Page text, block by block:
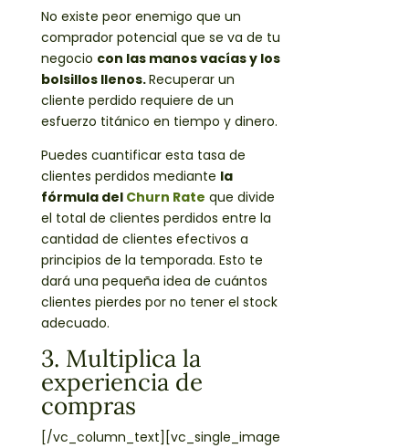
No existe peor enemigo que un
comprador potencial que se va de tu
negocio con las manos vacías y los
bolsillos llenos.Recuperar un
cliente perdido requiere de un
esfuerzo titánico en tiempo y dinero.
Puedes cuantificar esta tasa de
clientes perdidos mediante la
fórmula del Churn Rate que divide
el total de clientes perdidos entre la
cantidad de clientes efectivos a
principios de la temporada. Esto te
dará una pequeña idea de cuántos
clientes pierdes por no tener el stock
adecuado.
3. Multiplica la
experiencia de
compras
[/vc_column_text][vc_single_image